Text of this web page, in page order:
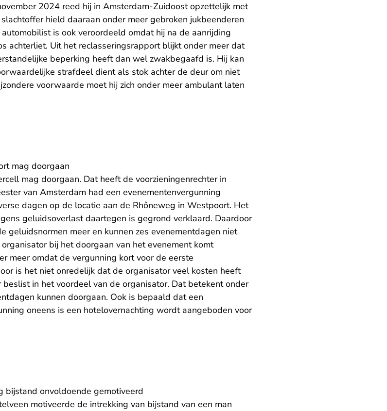
2024 reed hij in Amsterdam-Zuidoost opzettelijk met
hield daaraan onder meer gebroken jukbeenderen
is ook veroordeeld omdat hij na de aanrijding
achterliet. Uit het reclasseringsrapport blijkt onder meer dat
beperking heeft dan wel zwakbegaafd is. Hij kan
strafdeel dient als stok achter de deur om niet
voorwaarde moet hij zich onder meer ambulant laten
mag doorgaan
mag doorgaan. Dat heeft de voorzieningenrechter in
van Amsterdam had een evenementenvergunning
dagen op de locatie aan de Rhôneweg in Westpoort. Het
geluidsoverlast daartegen is gegrond verklaard. Daardoor
geluidsnormen meer en kunnen zes evenementdagen niet
bij het doorgaan van het evenement komt
meer omdat de vergunning kort voor de eerste
is het niet onredelijk dat de organisator veel kosten heeft
beslist in het voordeel van de organisator. Dat betekent onder
kunnen doorgaan. Ook is bepaald dat een
oneens is een hotelovernachting wordt aangeboden voor
bijstand onvoldoende gemotiveerd
motiveerde de intrekking van bijstand van een man